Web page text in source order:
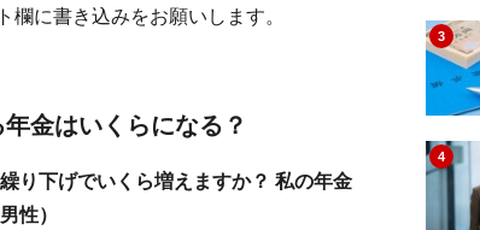
に書き込みをお願いします。
金はいくらになる？
り下げでいくら増えますか？ 私の年金
性）
3
4